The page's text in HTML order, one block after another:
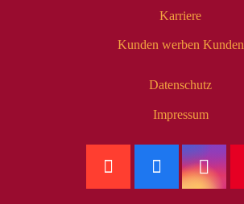
Karriere
Kunden werben Kunden
Datenschutz
Impressum